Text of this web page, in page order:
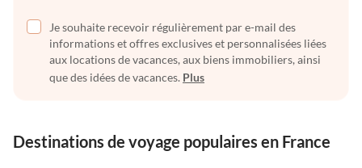
Je souhaite recevoir régulièrement par e-mail des
informations et offres exclusives et personnalisées liées
aux locations de vacances, aux biens immobiliers, ainsi
que des idées de vacances. Plus
Destinations de voyage populaires en France